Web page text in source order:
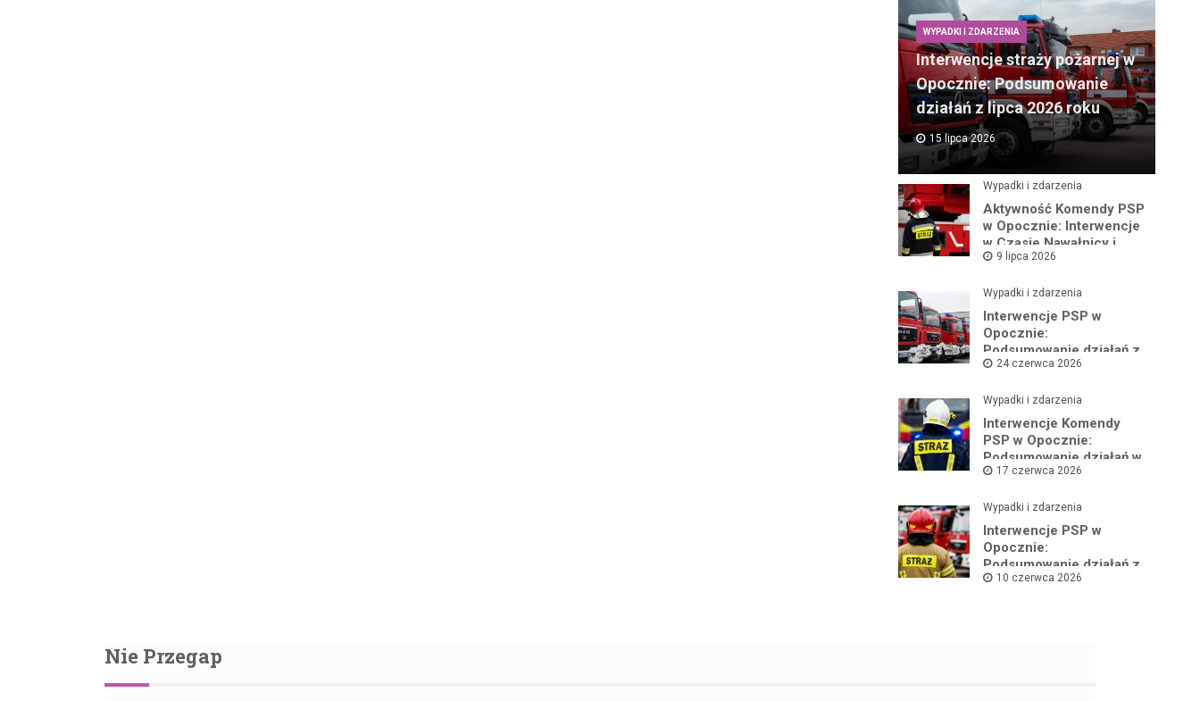
WYPADKI I ZDARZENIA
Interwencje straży pożarnej w
Opocznie: Podsumowanie
działań z lipca 2026 roku
15 lipca 2026
Wypadki i zdarzenia
Aktywność Komendy PSP
w Opocznie: Interwencje
w Czasie Nawałnicy i
Pożarów
9 lipca 2026
Wypadki i zdarzenia
Interwencje PSP w
Opocznie:
Podsumowanie działań z
czerwca 2026 roku
24 czerwca 2026
Wypadki i zdarzenia
Interwencje Komendy
PSP w Opocznie:
Podsumowanie działań w
czerwcu 2026
17 czerwca 2026
Wypadki i zdarzenia
Interwencje PSP w
Opocznie:
Podsumowanie działań z
pierwszej połowy
10 czerwca 2026
Nie Przegap